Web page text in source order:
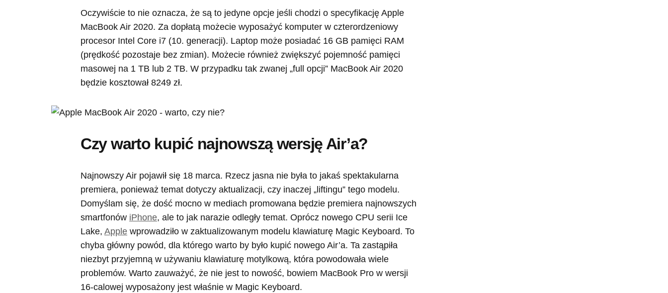
Oczywiście to nie oznacza, że są to jedyne opcje jeśli chodzi o specyfikację Apple
MacBook Air 2020. Za dopłatą możecie wyposażyć komputer w czterordzeniowy
procesor Intel Core i7 (10. generacji). Laptop może posiadać 16 GB pamięci RAM
(prędkość pozostaje bez zmian). Możecie również zwiększyć pojemność pamięci
masowej na 1 TB lub 2 TB. W przypadku tak zwanej „full opcji” MacBook Air 2020
będzie kosztował 8249 zł.
Czy warto kupić najnowszą wersję Air’a?
Najnowszy Air pojawił się 18 marca. Rzecz jasna nie była to jakaś spektakularna
premiera, ponieważ temat dotyczy aktualizacji, czy inaczej „liftingu” tego modelu.
Domyślam się, że dość mocno w mediach promowana będzie premiera najnowszych
smartfonów iPhone, ale to jak narazie odległy temat. Oprócz nowego CPU serii Ice
Lake, Apple wprowadziło w zaktualizowanym modelu klawiaturę Magic Keyboard. To
chyba główny powód, dla którego warto by było kupić nowego Air’a. Ta zastąpiła
niezbyt przyjemną w używaniu klawiaturę motylkową, która powodowała wiele
problemów. Warto zauważyć, że nie jest to nowość, bowiem MacBook Pro w wersji
16-calowej wyposażony jest właśnie w Magic Keyboard.